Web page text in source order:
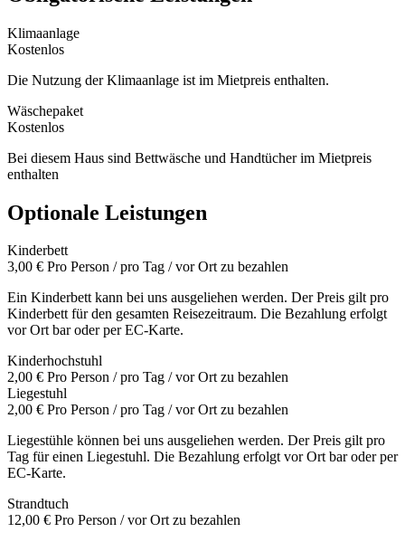
Klimaanlage
Kostenlos
Die Nutzung der Klimaanlage ist im Mietpreis enthalten.
Wäschepaket
Kostenlos
Bei diesem Haus sind Bettwäsche und Handtücher im Mietpreis
enthalten
Optionale Leistungen
Kinderbett
3,00 € Pro Person / pro Tag / vor Ort zu bezahlen
Ein Kinderbett kann bei uns ausgeliehen werden. Der Preis gilt pro
Kinderbett für den gesamten Reisezeitraum. Die Bezahlung erfolgt
vor Ort bar oder per EC-Karte.
Kinderhochstuhl
2,00 € Pro Person / pro Tag / vor Ort zu bezahlen
Liegestuhl
2,00 € Pro Person / pro Tag / vor Ort zu bezahlen
Liegestühle können bei uns ausgeliehen werden. Der Preis gilt pro
Tag für einen Liegestuhl. Die Bezahlung erfolgt vor Ort bar oder per
EC-Karte.
Strandtuch
12,00 € Pro Person / vor Ort zu bezahlen